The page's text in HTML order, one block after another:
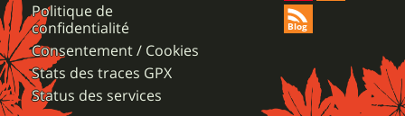
Politique de
confidentialité
Consentement / Cookies
Stats des traces GPX
Status des services